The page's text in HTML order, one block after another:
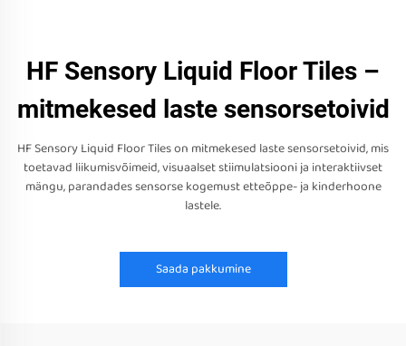
HF Sensory Liquid Floor Tiles –
mitmekesed laste sensorsetoivid
HF Sensory Liquid Floor Tiles on mitmekesed laste sensorsetoivid, mis
toetavad liikumisvõimeid, visuaalset stiimulatsiooni ja interaktiivset
mängu, parandades sensorse kogemust etteõppe- ja kinderhoone
lastele.
Saada pakkumine